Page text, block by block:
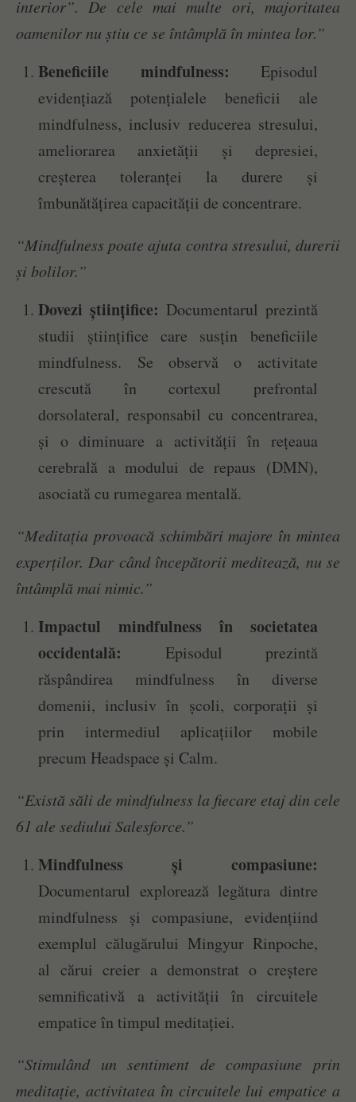
interior”. De cele mai multe ori, majoritatea
oamenilor nu știu ce se întâmplă în mintea lor.”
Beneficiile mindfulness: Episodul
evidențiază potențialele beneficii ale
mindfulness, inclusiv reducerea stresului,
ameliorarea anxietății și depresiei,
creșterea toleranței la durere și
îmbunătățirea capacității de concentrare.
“Mindfulness poate ajuta contra stresului, durerii
și bolilor.”
Dovezi științifice: Documentarul prezintă
studii științifice care susțin beneficiile
mindfulness. Se observă o activitate
crescută în cortexul prefrontal
dorsolateral, responsabil cu concentrarea,
și o diminuare a activității în rețeaua
cerebrală a modului de repaus (DMN),
asociată cu rumegarea mentală.
“Meditația provoacă schimbări majore în mintea
experților. Dar când începătorii meditează, nu se
întâmplă mai nimic.”
Impactul mindfulness în societatea
occidentală: Episodul prezintă
răspândirea mindfulness în diverse
domenii, inclusiv în școli, corporații și
prin intermediul aplicațiilor mobile
precum Headspace și Calm.
“Există săli de mindfulness la fiecare etaj din cele
61 ale sediului Salesforce.”
Mindfulness și compasiune:
Documentarul explorează legătura dintre
mindfulness și compasiune, evidențiind
exemplul călugărului Mingyur Rinpoche,
al cărui creier a demonstrat o creștere
semnificativă a activității în circuitele
empatice în timpul meditației.
“Stimulând un sentiment de compasiune prin
meditație, activitatea în circuitele lui empatice a